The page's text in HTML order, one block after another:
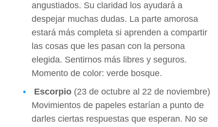
angustiados. Su claridad los ayudará a
despejar muchas dudas. La parte amorosa
estará más completa si aprenden a compartir
las cosas que les pasan con la persona
elegida. Sentirnos más libres y seguros.
Momento de color: verde bosque.
Escorpio (23 de octubre al 22 de noviembre)
Movimientos de papeles estarían a punto de
darles ciertas respuestas que esperan. No se